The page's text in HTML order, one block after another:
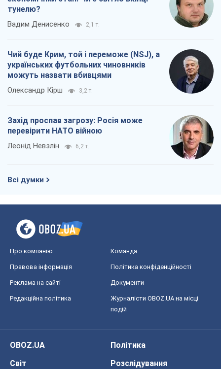
тунелю?
Вадим Денисенко 2,1 т.
Чий буде Крим, той і переможе (NSJ), а
українських футбольних чиновників
можуть назвати вбивцями
Олександр Кірш 3,2 т.
Захід проспав загрозу: Росія може
перевірити НАТО війною
Леонід Невзлін 6,2 т.
Всі думки
Про компанію Команда
Правова інформація Політика конфіденційності
Реклама на сайті Документи
Редакційна політика
Журналісти OBOZ.UA на місці
подій
OBOZ.UA
Політика
Світ
Розслідування